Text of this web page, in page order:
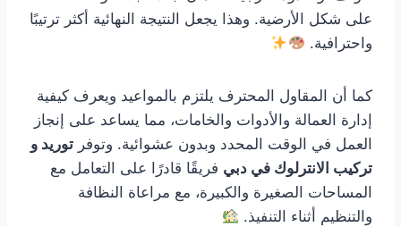
على شكل الأرضية. وهذا يجعل النتيجة النهائية أكثر ترتيبًا
واحترافية.
كما أن المقاول المحترف يلتزم بالمواعيد ويعرف كيفية
إدارة العمالة والأدوات والخامات، مما يساعد على إنجاز
العمل في الوقت المحدد وبدون عشوائية. وتوفر توريد و
تركيب الانترلوك في دبي فريقًا قادرًا على التعامل مع
المساحات الصغيرة والكبيرة، مع مراعاة النظافة
والتنظيم أثناء التنفيذ.